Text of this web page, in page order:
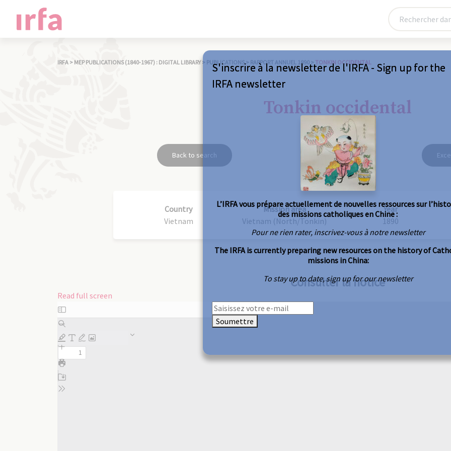
IRFA > MEP PUBLICATIONS (1840-1967) : DIGITAL LIBRARY > PUBLICATIONS > RAPPORT ANNUEL 1890 > TONKIN OCCIDENTAL
Tonkin occidental
Back to search
Country
Vietnam
Mission area
Vietnam (North/Tonkin)
Year
1890
Consulter la notice
Read full screen
Skip
to
PDF
content
S'inscrire à la newsletter de l'IRFA - Sign up for the
IRFA newsletter
L’IRFA vous prépare actuellement de nouvelles ressources sur
des missions catholiques en Chine :
Pour ne rien rater, inscrivez-vous à notre newsletter
The IRFA is currently preparing new resources on the history of
missions in China:
To stay up to date, sign up for our newsletter
Soumettre